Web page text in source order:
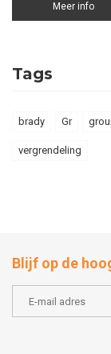
Meer info
Tags
brady Gr
vergrendeling
Blijf op de